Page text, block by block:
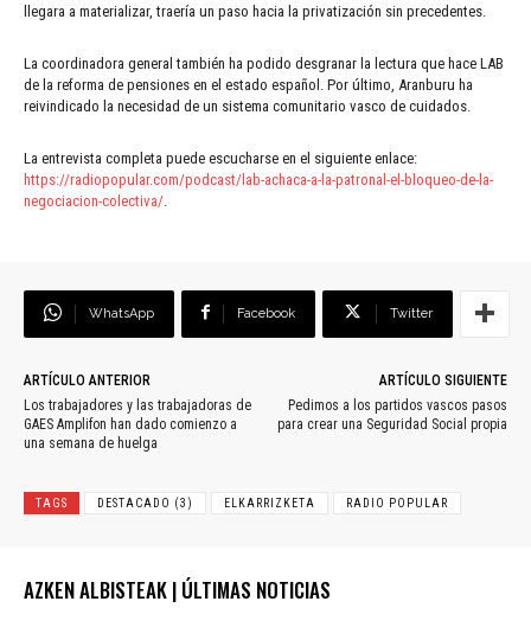
llegara a materializar, traería un paso hacia la privatización sin precedentes.
La coordinadora general también ha podido desgranar la lectura que hace LAB
de la reforma de pensiones en el estado español. Por último, Aranburu ha
reivindicado la necesidad de un sistema comunitario vasco de cuidados.
La entrevista completa puede escucharse en el siguiente enlace:
https://radiopopular.com/podcast/lab-achaca-a-la-patronal-el-bloqueo-de-la-
negociacion-colectiva/
WhatsApp Facebook Twitter
ARTÍCULO ANTERIOR
Los trabajadores y las trabajadoras de
GAES Amplifon han dado comienzo a
una semana de huelga
ARTÍCULO SIGUIENTE
Pedimos a los partidos vascos pasos
para crear una Seguridad Social propia
TAGS DESTACADO (3) ELKARRIZKETA RADIO POPULAR
AZKEN ALBISTEAK | ÚLTIMAS NOTICIAS